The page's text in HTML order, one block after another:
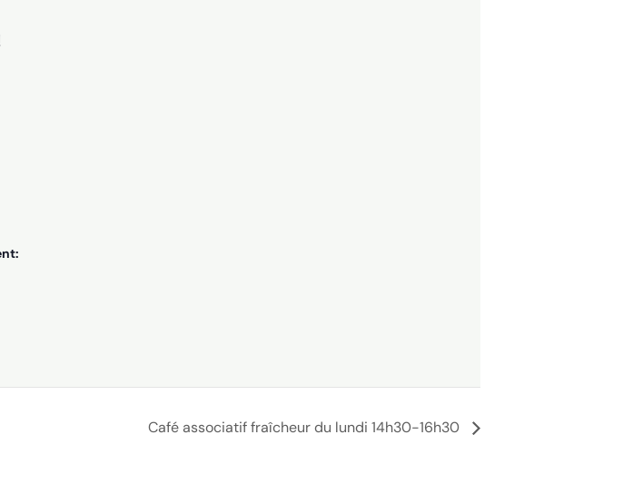
Café associatif fraîcheur du lundi 14h30-16h30